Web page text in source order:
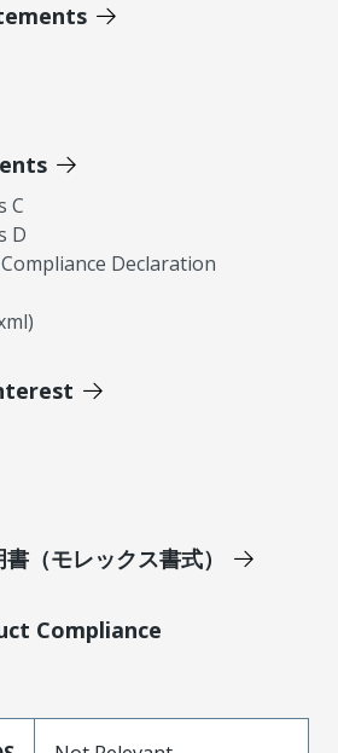
C
D
Declaration
（モレックス書式）
Compliance